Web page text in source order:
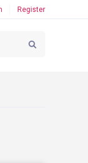
Register